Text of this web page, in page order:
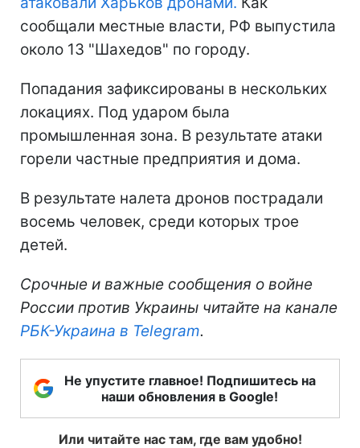
сообщали местные власти, РФ выпустила
около 13 "Шахедов" по городу.
Попадания зафиксированы в нескольких
локациях. Под ударом была
промышленная зона. В результате атаки
горели частные предприятия и дома.
В результате налета дронов пострадали
восемь человек, среди которых трое
детей.
Срочные и важные сообщения о войне
России против Украины читайте на канале
РБК-Украина в Telegram.
Не упустите главное! Подпишитесь на
наши обновления в Google!
Или читайте нас там, где вам удобно!